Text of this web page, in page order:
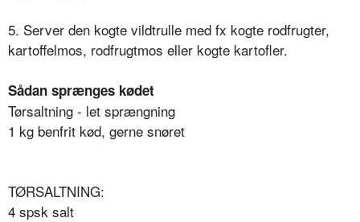
5. Server den kogte vildtrulle med fx kogte rodfrugter,
kartoffelmos, rodfrugtmos eller kogte kartofler.
Sådan sprænges kødet
Tørsaltning - let sprængning
1 kg benfrit kød, gerne snøret
TØRSALTNING:
4 spsk salt